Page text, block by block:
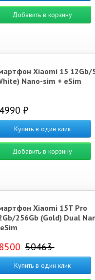
Добавить в корзину
Xiaomi 15 12Gb/
Nano-sim + eSim
₽
Купить в один клик
Добавить в корзину
Xiaomi 15T Pro
256Gb (Gold) Dual
50463
Купить в один клик